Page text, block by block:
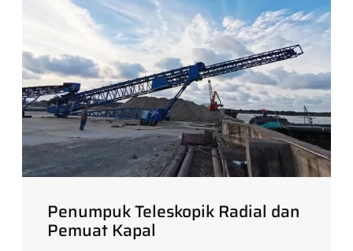
Penumpuk Teleskopik Radial dan
Pemuat Kapal